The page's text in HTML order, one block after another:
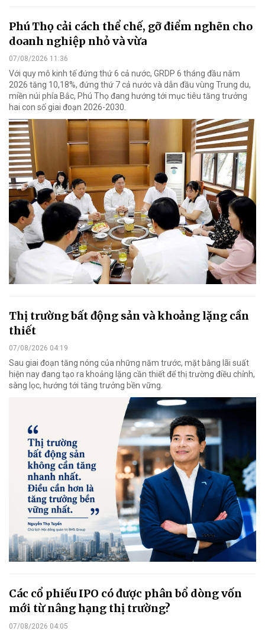
Phú Thọ cải cách thể chế, gỡ điểm nghẽn cho
doanh nghiệp nhỏ và vừa
07/08/2026 11:36
Với quy mô kinh tế đứng thứ 6 cả nước, GRDP 6 tháng đầu năm
2026 tăng 10,18%, đứng thứ 7 cả nước và dẫn đầu vùng Trung du,
miền núi phía Bắc, Phú Thọ đang hướng tới mục tiêu tăng trưởng
hai con số giai đoạn 2026-2030.
Thị trường bất động sản và khoảng lặng cần
thiết
07/08/2026 04:19
Sau giai đoạn tăng nóng của những năm trước, mặt bằng lãi suất
hiện nay đang tạo ra khoảng lặng cần thiết để thị trường điều chỉnh,
sàng lọc, hướng tới tăng trưởng bền vững.
Các cổ phiếu IPO có được phân bổ dòng vốn
mới từ nâng hạng thị trường?
07/08/2026 04:05